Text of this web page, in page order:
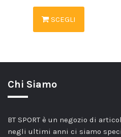
SCEGLI
Chi Siamo
BT SPORT è un negozio di
negli ultimi anni ci siamo